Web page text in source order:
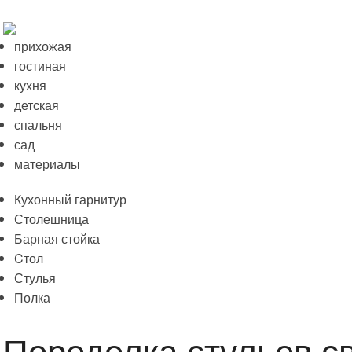
прихожая
гостиная
кухня
детская
спальня
сад
материалы
Кухонный гарнитур
Столешница
Барная стойка
Cтол
Стулья
Полка